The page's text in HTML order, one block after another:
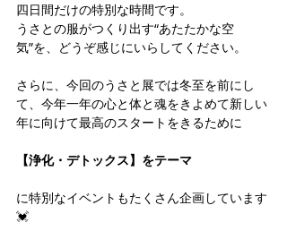
四日間だけの特別な時間です。
うさとの服がつくり出す“あたたかな空
気”を、どうぞ感じにいらしてください。
さらに、今回のうさと展では冬至を前にし
て、今年一年の心と体と魂をきよめて新しい
年に向けて最高のスタートをきるために
【浄化・デトックス】をテーマ
に特別なイベントもたくさん企画しています
💓